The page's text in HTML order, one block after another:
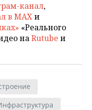
канал,
в MAXи
«Реального
наRutube и